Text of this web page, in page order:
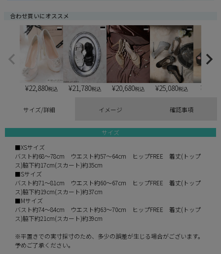
合わせ買いにオススメ
¥22,880税込 ¥21,780税込 ¥20,680税込 ¥25,080税込 ¥
サイズ/詳細 イメージ 確認事項
サイズ
■XSサイズ
バスト約68～78cm ウエスト約57～64cm ヒップFREE 着丈(トップ
ス)脇下約17cm(スカート)約35cm
■Sサイズ
バスト約71～81cm ウエスト約60～67cm ヒップFREE 着丈(トップ
ス)脇下約19cm(スカート)約37cm
■Mサイズ
バスト約74～84cm ウエスト約63～70cm ヒップFREE 着丈(トップ
ス)脇下約21cm(スカート)約39cm
※平置きでの実寸採寸のため、多少の誤差が生じる場合がございます。
予めご了承ください。